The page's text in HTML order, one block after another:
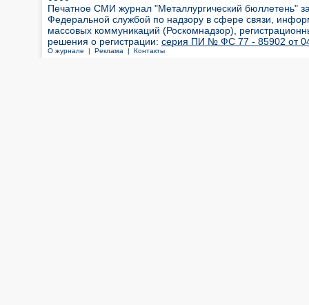
Печатное СМИ журнал "Металлургический бюллетень"
Федеральной службой по надзору в сфере связи,
массовых коммуникаций (Роскомнадзор),
решения о регистрации: серия ПИ № ФС 77 - 85902 от 04
О журнале | Реклама | Контакты